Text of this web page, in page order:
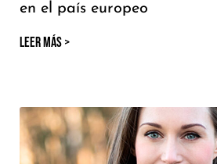
en el país europeo
LEER MÁS >